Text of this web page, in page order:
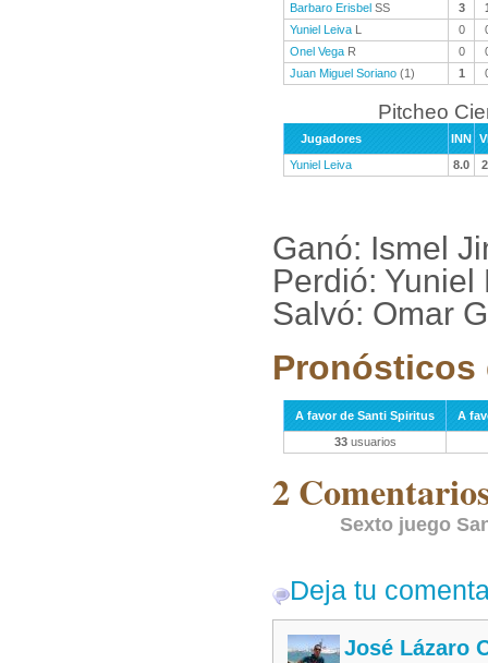
Barbaro Erisbel SS 3
Yuniel Leiva L 0
Onel Vega R 0
Juan Miguel Soriano (1) 1
Pitcheo
Jugadores INN
Yuniel Leiva
8.0
Ganó: Ismel
Perdió:
Salvó: Omar
Pronósticos
A favor de Santi Spiritus
A
33usuarios
2
Sexto juego
Deja tu
José Lázaro